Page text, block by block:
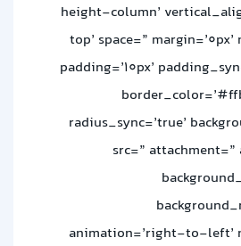
height-column’
top’ space=”
padding=’10px’
radius_sync=’true’
src=”
animation=’right-to-left’